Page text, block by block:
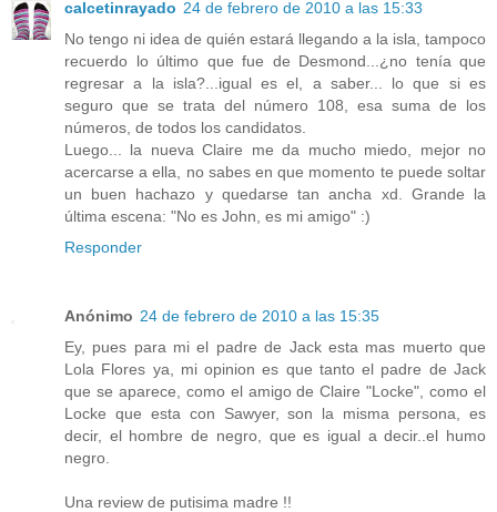
calcetinrayado 24 de febrero de 2010 a las 15:33
No tengo ni idea de quién estará llegando a la isla, tampoco
recuerdo lo último que fue de Desmond...¿no tenía que
regresar a la isla?...igual es el, a saber... lo que si es
seguro que se trata del número 108, esa suma de los
números, de todos los candidatos.
Luego... la nueva Claire me da mucho miedo, mejor no
acercarse a ella, no sabes en que momento te puede soltar
un buen hachazo y quedarse tan ancha xd. Grande la
última escena: "No es John, es mi amigo" :)
Responder
Anónimo 24 de febrero de 2010 a las 15:35
Ey, pues para mi el padre de Jack esta mas muerto que
Lola Flores ya, mi opinion es que tanto el padre de Jack
que se aparece, como el amigo de Claire "Locke", como el
Locke que esta con Sawyer, son la misma persona, es
decir, el hombre de negro, que es igual a decir..el humo
negro.
Una review de putisima madre !!